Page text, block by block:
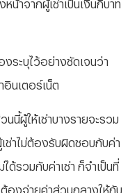
งระบุไว้อย่างชัดเจนว่า
อินเตอร์เน็ต
นนี้ผู้ให้เช่าบางรายจะรวม
ช่าไม่ต้องรับผิดชอบกับค่า
ด้รวมกับค่าเช่า ก็จำเป็นที่
ต้องจ่ายค่าส่วนกลางให้กับ